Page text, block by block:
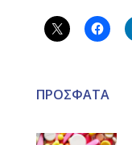
ΠΡΟΣΦΑΤΑ